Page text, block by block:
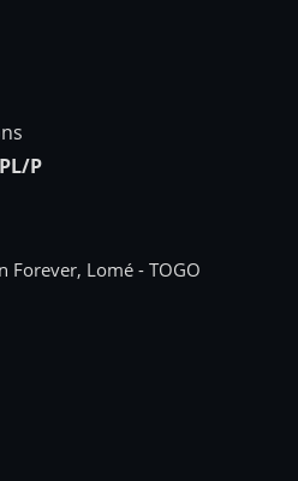
P
Forever, Lomé - TOGO